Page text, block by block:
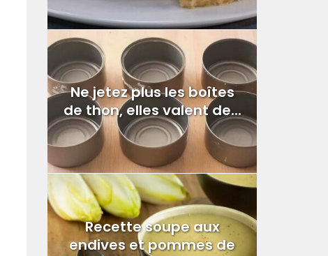
Ne jetez plus les boîtes
de thon, elles valent de...
Recette soupe aux
endives et pommes de